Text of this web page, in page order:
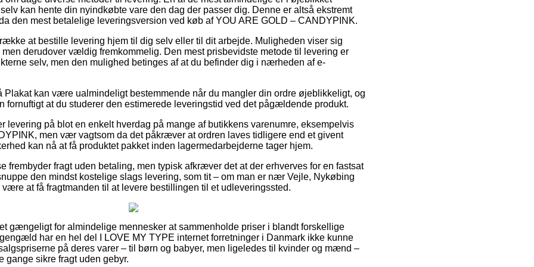
kan hente din nyindkøbte vare den dag der passer dig. Denne er altså ekstremt
den mest betalelige leveringsversion ved køb af YOU ARE GOLD – CANDYPINK.
at bestille levering hjem til dig selv eller til dit arbejde. Muligheden viser sig
derudover vældig fremkommelig. Den mest prisbevidste metode til levering er
selv, men den mulighed betinges af at du befinder dig i nærheden af e-
Plakat kan være ualmindeligt bestemmende når du mangler din ordre øjeblikkeligt, og
fornuftigt at du studerer den estimerede leveringstid ved det pågældende produkt.
levering på blot en enkelt hverdag på mange af butikkens varenumre, eksempelvis
men vær vagtsom da det påkræver at ordren laves tidligere end et givent
kan nå at få produktet pakket inden lagermedarbejderne tager hjem.
frembyder fragt uden betaling, men typisk afkræver det at der erhverves for en fastsat
den mindst kostelige slags levering, som tit – om man er nær Vejle, Nykøbing
at få fragtmanden til at levere bestillingen til et udleveringssted.
gængeligt for almindelige mennesker at sammenholde priser i blandt forskellige
har en hel del I LOVE MY TYPE internet forretninger i Danmark ikke kunne
på deres varer – til børn og babyer, men ligeledes til kvinder og mænd –
gange sikre fragt uden gebyr.